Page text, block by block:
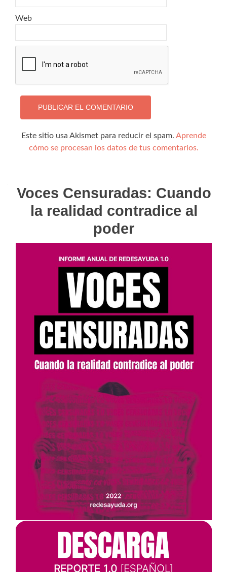
Web
Este sitio usa Akismet para reducir el spam. Aprende
cómo se procesan los datos de tus comentarios.
Voces Censuradas: Cuando
la realidad contradice al
poder